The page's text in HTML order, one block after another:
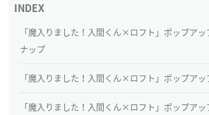
「魔入りました！入間くん×ロフト」ポップア
ナップ
「魔入りました！入間くん×ロフト」ポップア
「魔入りました！入間くん×ロフト」ポップア